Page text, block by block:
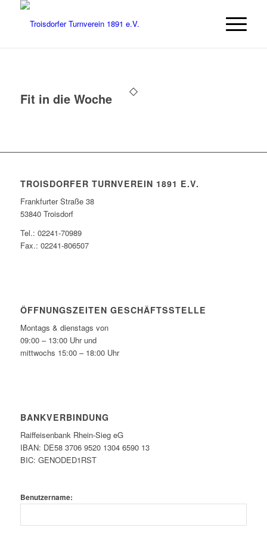
Fit in die Woche
TROISDORFER TURNVEREIN 1891 E.V.
Frankfurter Straße 38
53840 Troisdorf
Tel.: 02241-70989
Fax.: 02241-806507
ÖFFNUNGSZEITEN GESCHÄFTSSTELLE
Montags & dienstags von
09:00 – 13:00 Uhr und
mittwochs 15:00 – 18:00 Uhr
BANKVERBINDUNG
Raiffeisenbank Rhein-Sieg eG
IBAN: DE58 3706 9520 1304 6590 13
BIC: GENODED1RST
Benutzername: